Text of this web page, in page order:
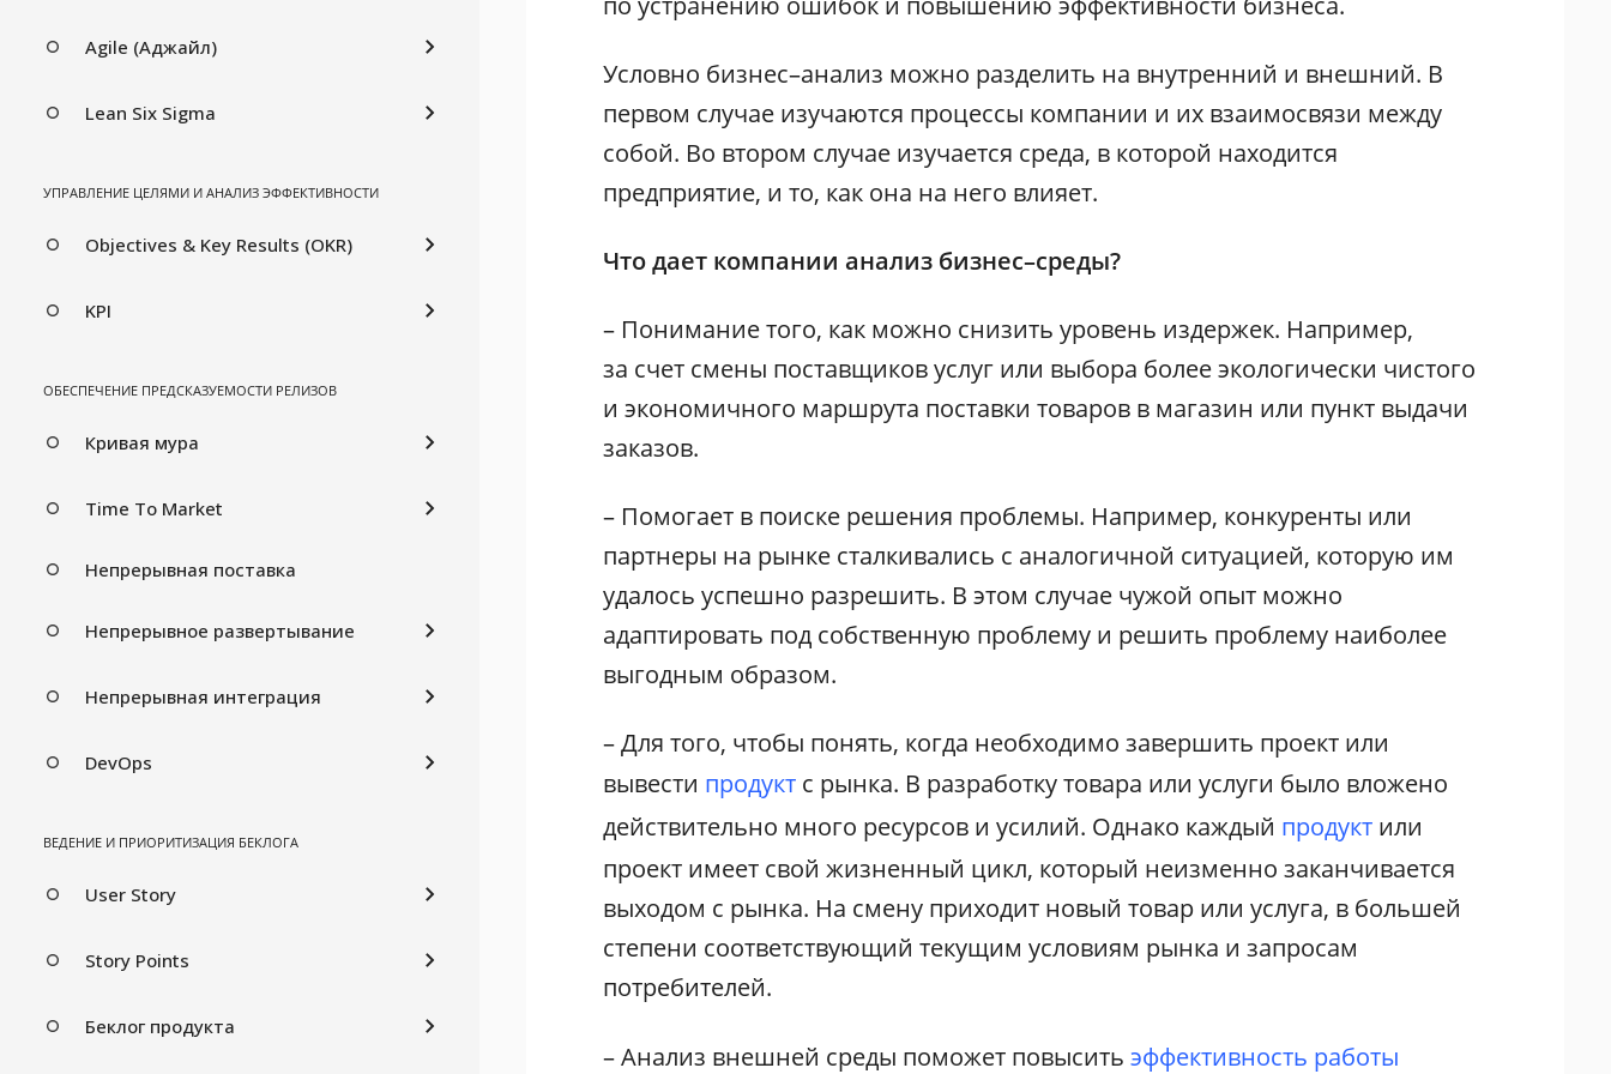
Agile (Аджайл)
Lean Six Sigma
УПРАВЛЕНИЕ ЦЕЛЯМИ И АНАЛИЗ ЭФФЕКТИВНОСТИ
Objectives & Key Results (OKR)
KPI
ОБЕСПЕЧЕНИЕ ПРЕДСКАЗУЕМОСТИ РЕЛИЗОВ
Кривая мура
Time To Market
Непрерывная поставка
Непрерывное развертывание
Непрерывная интеграция
DevOps
ВЕДЕНИЕ И ПРИОРИТИЗАЦИЯ БЕКЛОГА
User Story
Story Points
Беклог продукта
Условно бизнес–анализ можно разделить на внутренний и внешний. В
первом случае изучаются процессы компании и их взаимосвязи между
собой. Во втором случае изучается среда, в которой находится
предприятие, и то, как она на него влияет.
Что дает компании анализ бизнес–среды?
– Понимание того, как можно снизить уровень издержек. Например,
за счет смены поставщиков услуг или выбора более экологически чистого
и экономичного маршрута поставки товаров в магазин или пункт выдачи
заказов.
– Помогает в поиске решения проблемы. Например, конкуренты или
партнеры на рынке сталкивались с аналогичной ситуацией, которую им
удалось успешно разрешить. В этом случае чужой опыт можно
адаптировать под собственную проблему и решить проблему наиболее
выгодным образом.
– Для того, чтобы понять, когда необходимо завершить проект или
вывести продукт с рынка. В разработку товара или услуги было вложено
действительно много ресурсов и усилий. Однако каждый продукт или
проект имеет свой жизненный цикл, который неизменно заканчивается
выходом с рынка. На смену приходит новый товар или услуга, в большей
степени соответствующий текущим условиям рынка и запросам
потребителей.
– Анализ внешней среды поможет повыситьэффективность работы